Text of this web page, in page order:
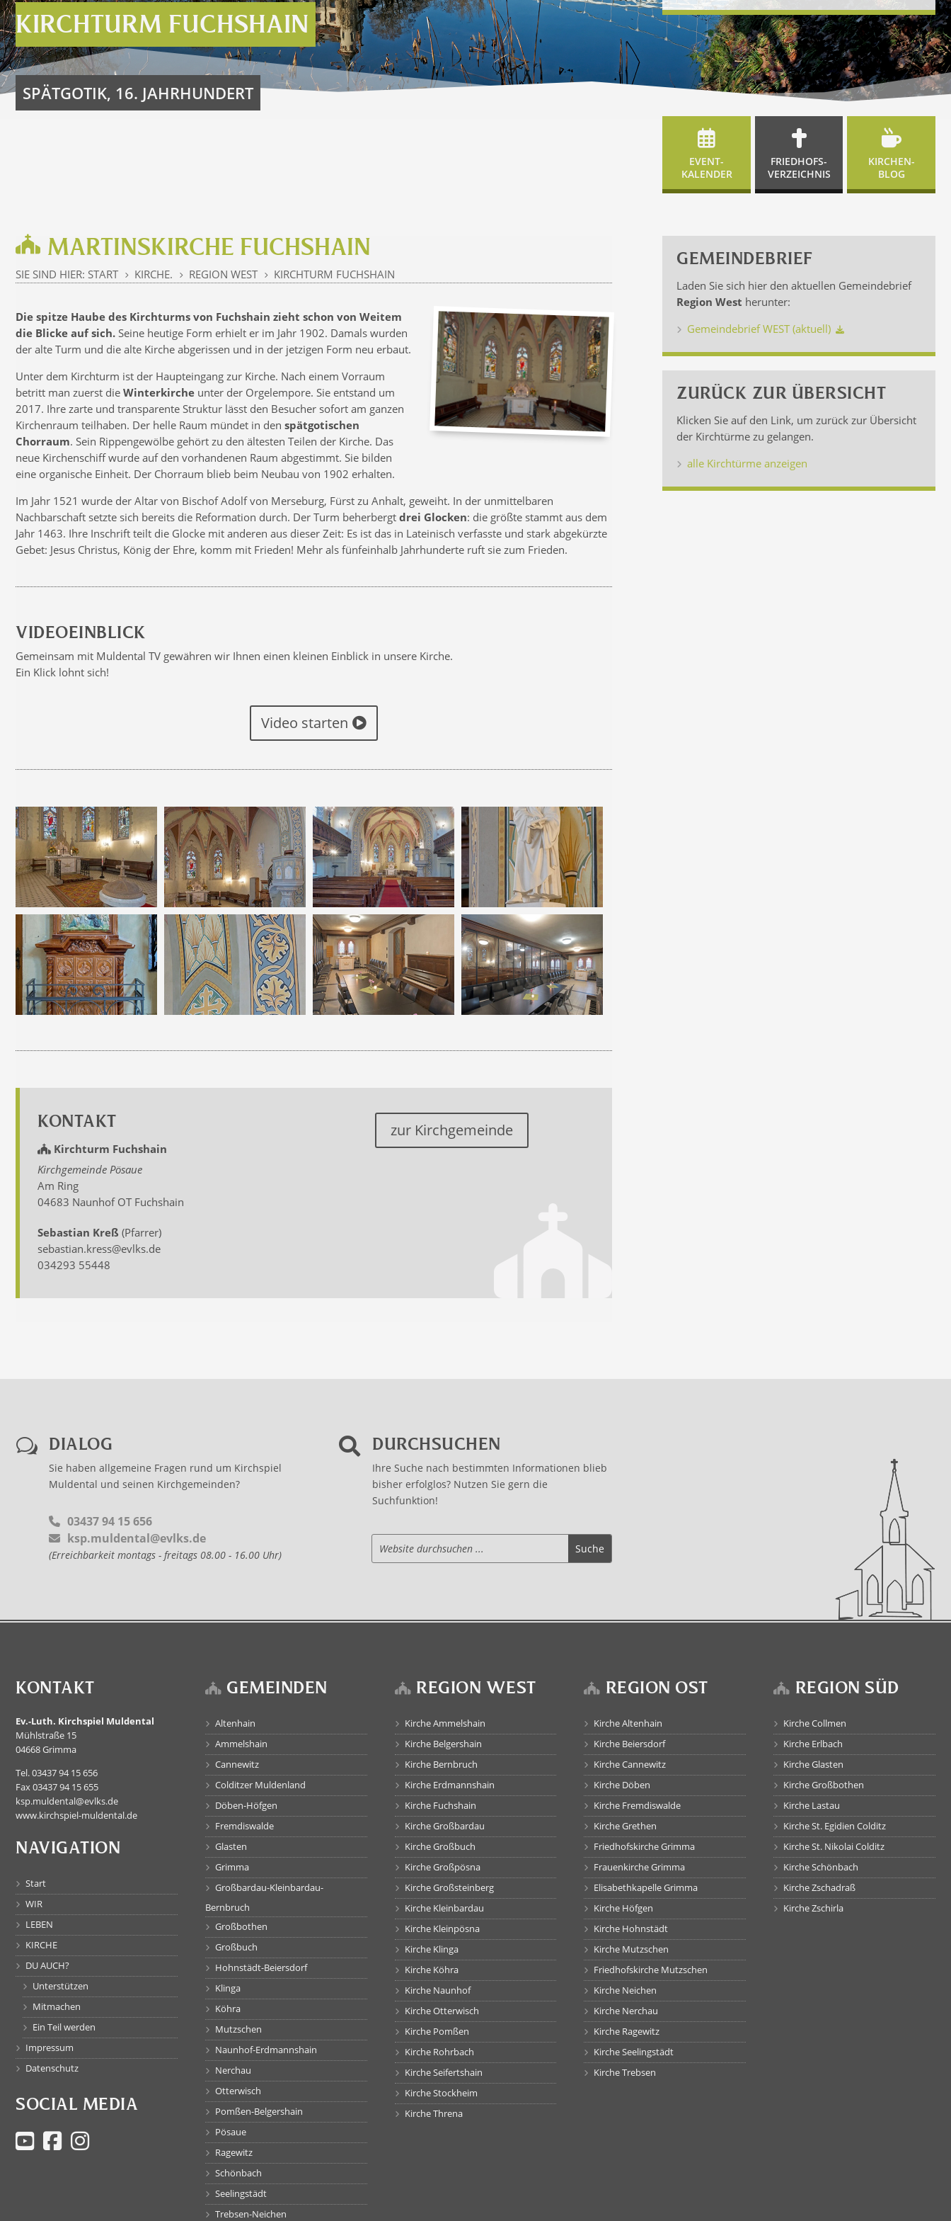
KIRCHTURM FUCHSHAIN
SPÄTGOTIK, 16. JAHRHUNDERT
EVENT-
KALENDER
FRIEDHOFS-
VERZEICHNIS
KIRCHEN-
BLOG
MARTINSKIRCHE FUCHSHAIN
SIE SIND HIER: START 5 KIRCHE. 5 REGION WEST 5 KIRCHTURM FUCHSHAIN
Die spitze Haube des Kirchturms von Fuchshain zieht schon von Weitem
die Blicke auf sich. Seine heutige Form erhielt er im Jahr 1902. Damals wurden
der alte Turm und die alte Kirche abgerissen und in der jetzigen Form neu erbaut.
Unter dem Kirchturm ist der Haupteingang zur Kirche. Nach einem Vorraum
betritt man zuerst die Winterkirche unter der Orgelempore. Sie entstand um
2017. Ihre zarte und transparente Struktur lässt den Besucher sofort am ganzen
Kirchenraum teilhaben. Der helle Raum mündet in den spätgotischen
Chorraum. Sein Rippengewölbe gehört zu den ältesten Teilen der Kirche. Das
neue Kirchenschiff wurde auf den vorhandenen Raum abgestimmt. Sie bilden
eine organische Einheit. Der Chorraum blieb beim Neubau von 1902 erhalten.
Im Jahr 1521 wurde der Altar von Bischof Adolf von Merseburg, Fürst zu Anhalt, geweiht. In der unmittelbaren
Nachbarschaft setzte sich bereits die Reformation durch. Der Turm beherbergt drei Glocken: die größte stammt aus dem
Jahr 1463. Ihre Inschrift teilt die Glocke mit anderen aus dieser Zeit: Es ist das in Lateinisch verfasste und stark abgekürzte
Gebet: Jesus Christus, König der Ehre, komm mit Frieden! Mehr als fünfeinhalb Jahrhunderte ruft sie zum Frieden.
VIDEOEINBLICK
Gemeinsam mit Muldental TV gewähren wir Ihnen einen kleinen Einblick in unsere Kirche.
Ein Klick lohnt sich!
Video starten
KONTAKT
Kirchturm Fuchshain
Kirchgemeinde Pösaue
Am Ring
04683 Naunhof OT Fuchshain
Sebastian Kreß (Pfarrer)
sebastian.kress@evlks.de
034293 55448
zur Kirchgemeinde
GEMEINDEBRIEF
Laden Sie sich hier den aktuellen Gemeindebrief
Region West herunter:
Gemeindebrief WEST (aktuell)
ZURÜCK ZUR ÜBERSICHT
Klicken Sie auf den Link, um zurück zur Übersicht
der Kirchtürme zu gelangen.
alle Kirchtürme anzeigen
w DIALOG
Sie haben allgemeine Fragen rund um Kirchspiel
Muldental und seinen Kirchgemeinden?
03437 94 15 656
ksp.muldental@evlks.de
(Erreichbarkeit montags - freitags 08.00 - 16.00 Uhr)
 DURCHSUCHEN
Ihre Suche nach bestimmten Informationen blieb
bisher erfolglos? Nutzen Sie gern die
Suchfunktion!
KONTAKT
Ev.-Luth. Kirchspiel Muldental
Mühlstraße 15
04668 Grimma
Tel. 03437 94 15 656
Fax 03437 94 15 655
ksp.muldental@evlks.de
www.kirchspiel-muldental.de
NAVIGATION
Start
WIR
LEBEN
KIRCHE
DU AUCH?
Unterstützen
Mitmachen
Ein Teil werden
Impressum
Datenschutz
SOCIAL MEDIA
GEMEINDEN
Altenhain
Ammelshain
Cannewitz
Colditzer Muldenland
Döben-Höfgen
Fremdiswalde
Glasten
Grimma
Großbardau-Kleinbardau-
Bernbruch
Großbothen
Großbuch
Hohnstädt-Beiersdorf
Klinga
Köhra
Mutzschen
Naunhof-Erdmannshain
Nerchau
Otterwisch
Pomßen-Belgershain
Pösaue
Ragewitz
Schönbach
Seelingstädt
Trebsen-Neichen
REGION WEST
Kirche Ammelshain
Kirche Belgershain
Kirche Bernbruch
Kirche Erdmannshain
Kirche Fuchshain
Kirche Großbardau
Kirche Großbuch
Kirche Großpösna
Kirche Großsteinberg
Kirche Kleinbardau
Kirche Kleinpösna
Kirche Klinga
Kirche Köhra
Kirche Naunhof
Kirche Otterwisch
Kirche Pomßen
Kirche Rohrbach
Kirche Seifertshain
Kirche Stockheim
Kirche Threna
REGION OST
Kirche Altenhain
Kirche Beiersdorf
Kirche Cannewitz
Kirche Döben
Kirche Fremdiswalde
Kirche Grethen
Friedhofskirche Grimma
Frauenkirche Grimma
Elisabethkapelle Grimma
Kirche Höfgen
Kirche Hohnstädt
Kirche Mutzschen
Friedhofskirche Mutzschen
Kirche Neichen
Kirche Nerchau
Kirche Ragewitz
Kirche Seelingstädt
Kirche Trebsen
REGION SÜD
Kirche Collmen
Kirche Erlbach
Kirche Glasten
Kirche Großbothen
Kirche Lastau
Kirche St. Egidien Colditz
Kirche St. Nikolai Colditz
Kirche Schönbach
Kirche Zschadraß
Kirche Zschirla